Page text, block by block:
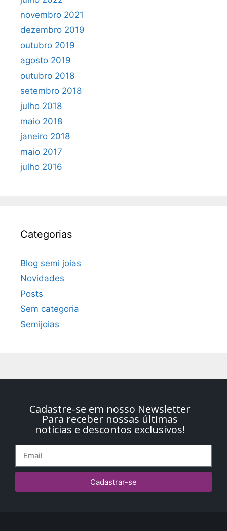
novembro 2021
dezembro 2019
outubro 2019
agosto 2019
outubro 2018
setembro 2018
julho 2018
maio 2018
janeiro 2018
maio 2017
julho 2016
Categorias
Blog semi joias
Novidades
Posts
Sem categoria
Semijoias
Cadastre-se em nosso Newsletter
Para receber nossas últimas
notícias e descontos exclusivos!
Cadastrar-se